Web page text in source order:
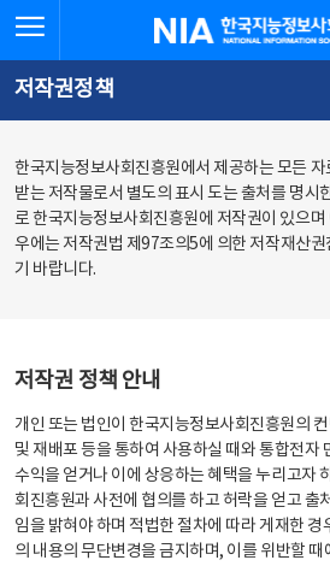
문
로
가
체
뉴
바
가
한국지능정보사회진흥원
저작권정책
한국지능정보사회진흥원에서 제공하는 모든
받는 저작물로서 별도의 표시 도는 출처를 명시
로 한국지능정보사회진흥원에 저작권이 있으며
우에는 저작권법 제97조의5에 의한 저작재산권
기 바랍니다.
저작권 정책 안내
개인 또는 법인이 한국지능정보사회진흥원의
및 재배포 등을 통하여 사용하실 때와 통합전자
수익을 얻거나 이에 상응하는 혜택을 누리고자
회진흥원과 사전에 협의를 하고 허락을 얻고 출
임을 밝혀야 하며 적법한 절차에 따라 게재한 경
의 내용의 무단변경을 금지하며, 이를 위반할